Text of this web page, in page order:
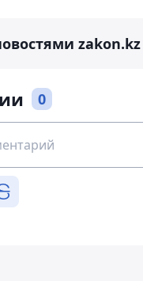
zakon.kz
0